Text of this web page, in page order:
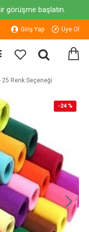
görüşme başlatın.
Giriş Yap Üye Ol
25 Renk Seçeneği
-24 %